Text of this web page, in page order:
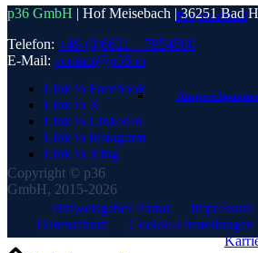
Projektablauf
p36 GmbH | Hof Meisebach | 36251 Bad
Telefon: +49 (0)6621 – 7954500
E-Mail: contact@p36.io
Link to Facebook
Link to X
Link to LinkedIn
Link to Instagram
Link to Xing
Copyright © p36
GmbH, 2015-2026
Hinweisgeber Portal
Impressum
Datenschutz
Cookie-Einstellungen